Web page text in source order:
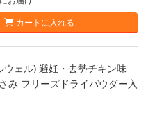
カートに入れる
ェル) 避妊・去勢チキン味
み フリーズドライパウダー入